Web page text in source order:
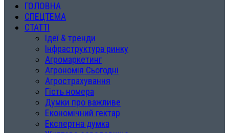
ГОЛОВНА
СПЕЦТЕМА
СТАТТІ
Ідеї & тренди
Інфраструктура ринку
Агромаркетинг
Агрономія Сьогодні
Агрострахування
Гість номера
Думки про важливе
Економічний гектар
Експертна думка